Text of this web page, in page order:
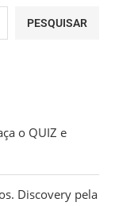
PESQUISAR
o QUIZ e
Discovery pela